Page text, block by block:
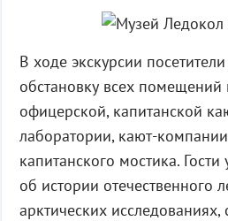
В ходе экскурсии
обстановку всех помещений
офицерской, капитанской
лаборатории, кают-
капитанского мостика.
об истории отечественного
арктических исследованиях,